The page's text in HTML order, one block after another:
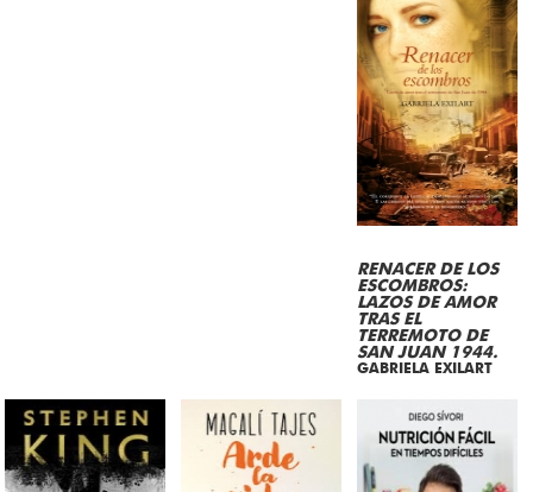
RENACER DE LOS
ESCOMBROS:
LAZOS DE AMOR
TRAS EL
TERREMOTO DE
SAN JUAN 1944.
GABRIELA EXILART